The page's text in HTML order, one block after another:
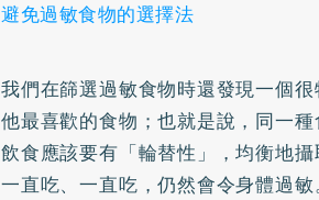
避免過敏食物的選擇法
我們在篩選過敏食物時還發現一個
他最喜歡的食物；也就是說，同一
飲食應該要有「輪替性」，均衡地
一直吃、一直吃，仍然會令身體過